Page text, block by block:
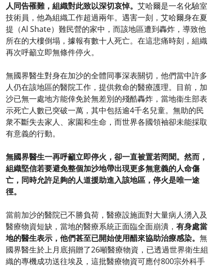
人同告罹難，組織對此致以深切哀悼。 艾哈爾是一名化驗室
技術員，他為組織工作超過兩年。遇害一刻，艾哈爾身在夏
提（Al Shate）難民營的家中，而該地區遭到轟炸，導致他
所在的大樓倒塌，據報有數十人死亡。在這悲痛時刻，組織
再次呼籲立即無條件停火。
無國界醫生對身在加沙的全體同事深表關切，他們當中許多
人仍在該地區的醫院工作，提供救命的醫療護理。目前，加
沙已無一處地方能倖免於無差別的殘酷轟炸，當地衞生部表
示死亡人數已突破一萬，其中包括逾4千名兒童。無助的民
衆不斷失去家人、家園和生命，而世界各國領袖卻未能採取
有意義的行動。
無國界醫生一再呼籲立即停火，卻一直被置若罔聞。然而，
組織堅信若要避免整個加沙地帶出現更多無意義的人命傷
亡，同時允許足夠的人道援助進入該地區，停火是唯一途
徑。
當前加沙的醫院已不勝負荷，醫療設施面對大量病人湧入及
醫療物資短缺，當地的醫療系統正面臨全面崩潰， 有身處當
地的醫生表示，他們甚至已開始使用醋來協助治療感染。 無
國界醫生於上月底捐贈了26噸醫療物資，已透過世界衛生組
織的專機成功送往埃及，這批醫療物資可應付800宗外科手